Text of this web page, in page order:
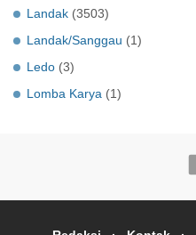
Landak (3503)
Landak/Sanggau (1)
Ledo (3)
Lomba Karya (1)